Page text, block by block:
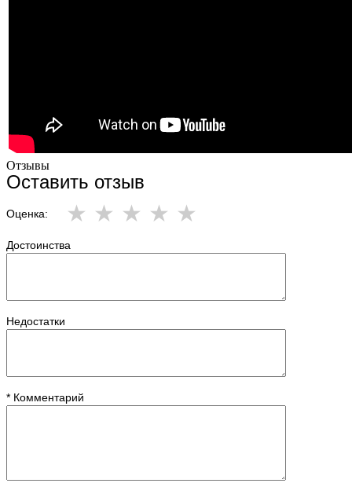
Отзывы
Оставить отзыв
Оценка:
Достоинства
Недостатки
* Комментарий